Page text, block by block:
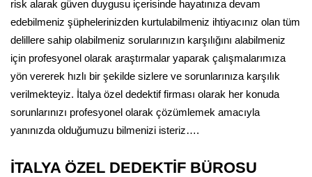
risk alarak güven duygusu içerisinde hayatınıza devam
edebilmeniz şüphelerinizden kurtulabilmeniz ihtiyacınız olan tüm
delillere sahip olabilmeniz sorularınızın karşılığını alabilmeniz
için profesyonel olarak araştırmalar yaparak çalışmalarımıza
yön vererek hızlı bir şekilde sizlere ve sorunlarınıza karşılık
verilmekteyiz. İtalya özel dedektif firması olarak her konuda
sorunlarınızı profesyonel olarak çözümlemek amacıyla
yanınızda olduğumuzu bilmenizi isteriz….
İTALYA ÖZEL DEDEKTİF BÜROSU